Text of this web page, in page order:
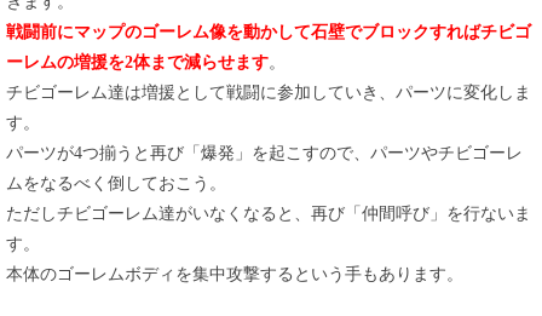
戦闘前にマップのゴーレム像を動かして石壁でブロックすればチビゴ
ーレムの増援を2体まで減らせます。
チビゴーレム達は増援として戦闘に参加していき、パーツに変化しま
す。
パーツが4つ揃うと再び「爆発」を起こすので、パーツやチビゴーレ
ムをなるべく倒しておこう。
ただしチビゴーレム達がいなくなると、再び「仲間呼び」を行ないま
す。
本体のゴーレムボディを集中攻撃するという手もあります。